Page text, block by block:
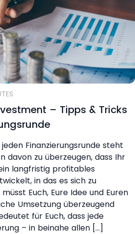
– Tipps & Tricks
Finanzierungsrunde steht
davon zu überzeugen, dass Ihr
langfristig profitables
in das es sich zu
Euch, Eure Idee und Euren
Umsetzung überzeugend
für Euch, dass jede
– in beinahe allen […]